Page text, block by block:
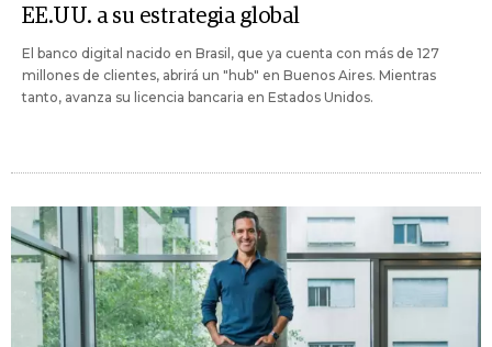
EE.UU. a su estrategia global
El banco digital nacido en Brasil, que ya cuenta con más de 127
millones de clientes, abrirá un "hub" en Buenos Aires. Mientras
tanto, avanza su licencia bancaria en Estados Unidos.